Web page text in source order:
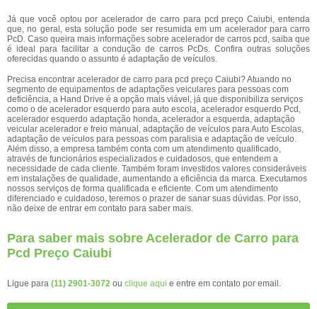
Já que você optou por acelerador de carro para pcd preço Caiubi, entenda
que, no geral, esta solução pode ser resumida em um acelerador para carro
PcD. Caso queira mais informações sobre acelerador de carros pcd, saiba que
é ideal para facilitar a condução de carros PcDs. Confira outras soluções
oferecidas quando o assunto é adaptação de veículos.
Precisa encontrar acelerador de carro para pcd preço Caiubi? Atuando no
segmento de equipamentos de adaptações veiculares para pessoas com
deficiência, a Hand Drive é a opção mais viável, já que disponibiliza serviços
como o de acelerador esquerdo para auto escola, acelerador esquerdo Pcd,
acelerador esquerdo adaptação honda, acelerador a esquerda, adaptação
veicular acelerador e freio manual, adaptação de veículos para Auto Escolas,
adaptação de veículos para pessoas com paralisia e adaptação de veículo.
Além disso, a empresa também conta com um atendimento qualificado,
através de funcionários especializados e cuidadosos, que entendem a
necessidade de cada cliente. Também foram investidos valores consideráveis
em instalações de qualidade, aumentando a eficiência da marca. Executamos
nossos serviços de forma qualificada e eficiente. Com um atendimento
diferenciado e cuidadoso, teremos o prazer de sanar suas dúvidas. Por isso,
não deixe de entrar em contato para saber mais.
Para saber mais sobre Acelerador de Carro para
Pcd Preço Caiubi
Ligue para (11) 2901-3072 ou clique aqui e entre em contato por email.